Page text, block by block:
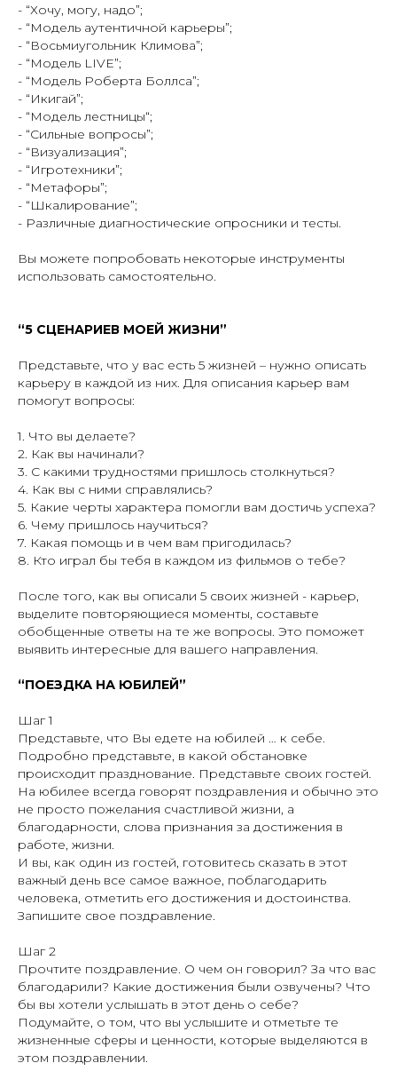
- “Хочу, могу, надо”;
- “Модель аутентичной карьеры”;
- “Восьмиугольник Климова”;
- “Модель LIVE”;
- “Модель Роберта Боллса”;
- “Икигай”;
- “Модель лестницы“;
- “Сильные вопросы”;
- “Визуализация”;
- “Игротехники”;
- “Метафоры”;
- “Шкалирование”;
- Различные диагностические опросники и тесты.
Вы можете попробовать некоторые инструменты
использовать самостоятельно.
“5 СЦЕНАРИЕВ МОЕЙ ЖИЗНИ”
Представьте, что у вас есть 5 жизней – нужно описать
карьеру в каждой из них. Для описания карьер вам
помогут вопросы:
1. Что вы делаете?
2. Как вы начинали?
3. С какими трудностями пришлось столкнуться?
4. Как вы с ними справлялись?
5. Какие черты характера помогли вам достичь успеха?
6. Чему пришлось научиться?
7. Какая помощь и в чем вам пригодилась?
8. Кто играл бы тебя в каждом из фильмов о тебе?
После того, как вы описали 5 своих жизней - карьер,
выделите повторяющиеся моменты, составьте
обобщенные ответы на те же вопросы. Это поможет
выявить интересные для вашего направления.
“ПОЕЗДКА НА ЮБИЛЕЙ”
Шаг 1
Представьте, что Вы едете на юбилей … к себе.
Подробно представьте, в какой обстановке
происходит празднование. Представьте своих гостей.
На юбилее всегда говорят поздравления и обычно это
не просто пожелания счастливой жизни, а
благодарности, слова признания за достижения в
работе, жизни.
И вы, как один из гостей, готовитесь сказать в этот
важный день все самое важное, поблагодарить
человека, отметить его достижения и достоинства.
Запишите свое поздравление.
Шаг 2
Прочтите поздравление. О чем он говорил? За что вас
благодарили? Какие достижения были озвучены? Что
бы вы хотели услышать в этот день о себе?
Подумайте, о том, что вы услышите и отметьте те
жизненные сферы и ценности, которые выделяются в
этом поздравлении.